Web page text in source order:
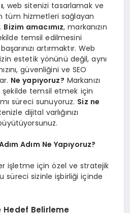
, web sitenizi tasarlamak ve
tüm hizmetleri sağlayan
Bizim amacımız, markanızın
temsil edilmesini
artırmaktır. Web
estetik yönünü değil, aynı
güvenliğini ve SEO
Ne yapıyoruz? Markanızı
temsil etmek için
süreci sunuyoruz. Siz ne
dijital varlığınızı
Adım Ne Yapıyoruz?
işletme için özel ve stratejik
süreci sizinle işbirliği içinde
Hedef Belirleme